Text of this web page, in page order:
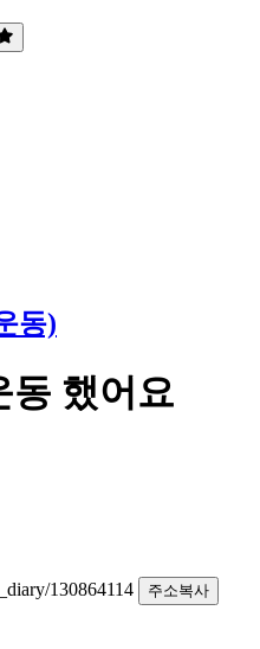
동)
동 했어요
130864114
주소복사